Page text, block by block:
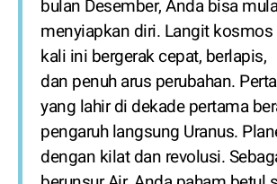
bulan Desember, Anda bisa
menyiapkan diri. Langit kosmos
kali ini bergerak cepat, berlapis,
dan penuh arus perubahan.
yang lahir di dekade pertama
pengaruh langsung Uranus.
dengan kilat dan revolusi.